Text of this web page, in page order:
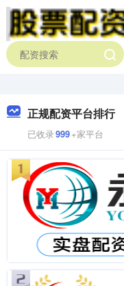
正规配资平台排行
已收录999+家平台